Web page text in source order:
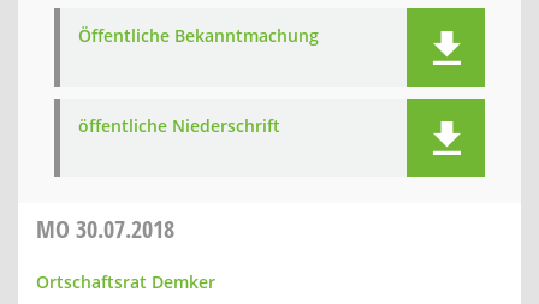
Öffentliche Bekanntmachung
öffentliche Niederschrift
MO 30.07.2018
Ortschaftsrat Demker